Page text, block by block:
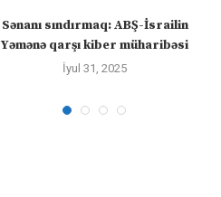
Sənanı sındırmaq: ABŞ-İsrailin
Yəmənə qarşı kiber müharibəsi
İyul 31, 2025